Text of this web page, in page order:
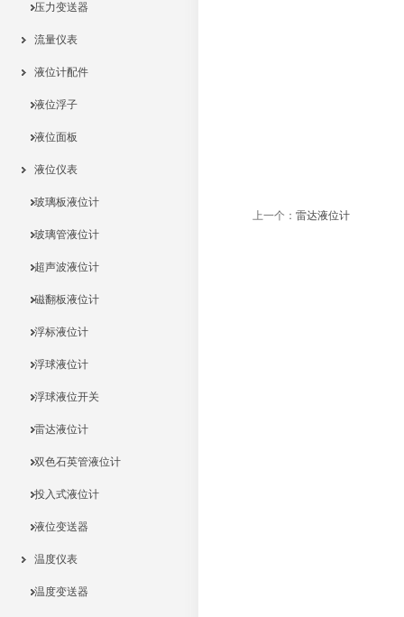
压力变送器
流量仪表
液位计配件
液位浮子
液位面板
液位仪表
玻璃板液位计
玻璃管液位计
超声波液位计
磁翻板液位计
浮标液位计
浮球液位计
浮球液位开关
雷达液位计
双色石英管液位计
投入式液位计
液位变送器
温度仪表
温度变送器
上一个： 雷达液位计